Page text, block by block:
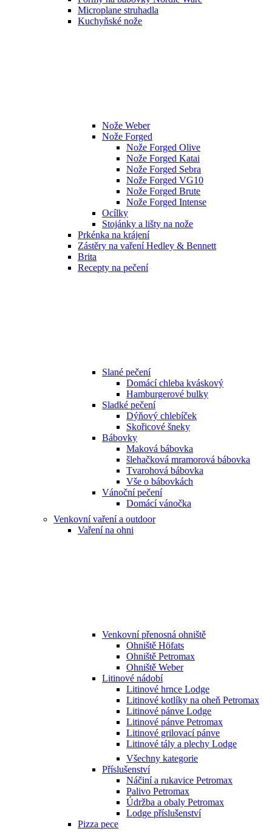
Microplane struhadla
Kuchyňské nože
Nože Weber
Nože Forged
Nože Forged Olive
Nože Forged Katai
Nože Forged Sebra
Nože Forged VG10
Nože Forged Brute
Nože Forged Intense
Ocílky
Stojánky a lišty na nože
Prkénka na krájení
Zástěry na vaření Hedley & Bennett
Brita
Recepty na pečení
Slané pečení
Domácí chleba kváskový
Hamburgerové bulky
Sladké pečení
Dýňový chlebíček
Skořicové šneky
Bábovky
Maková bábovka
šlehačková mramorová bábovka
Tvarohová bábovka
Vše o bábovkách
Vánoční pečení
Domácí vánočka
Venkovní vaření a outdoor
Vaření na ohni
Venkovní přenosná ohniště
Ohniště Höfats
Ohniště Petromax
Ohniště Weber
Litinové nádobí
Litinové hrnce Lodge
Litinové kotlíky na oheň Petromax
Litinové pánve Lodge
Litinové pánve Petromax
Litinové grilovací pánve
Litinové tály a plechy Lodge
Všechny kategorie
Příslušenství
Náčiní a rukavice Petromax
Palivo Petromax
Údržba a obaly Petromax
Lodge příslušenství
Pizza pece